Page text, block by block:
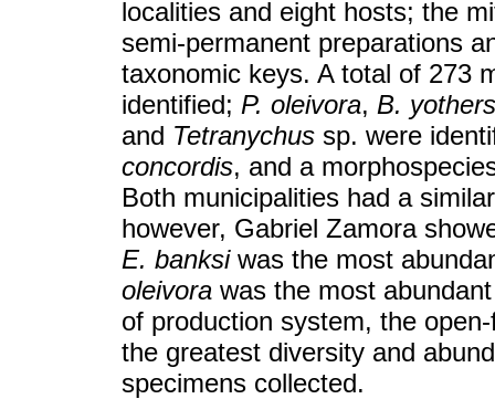
localities and eight hosts; the
semi-permanent preparations
taxonomic keys. A total of 273
identified; P. oleivora, B.
and Tetranychus sp. were
concordis, and a
Both municipalities had a
however, Gabriel Zamora
E. banksiwas the most
oleivora was the most
of production system, the
the greatest diversity and
specimens collected.